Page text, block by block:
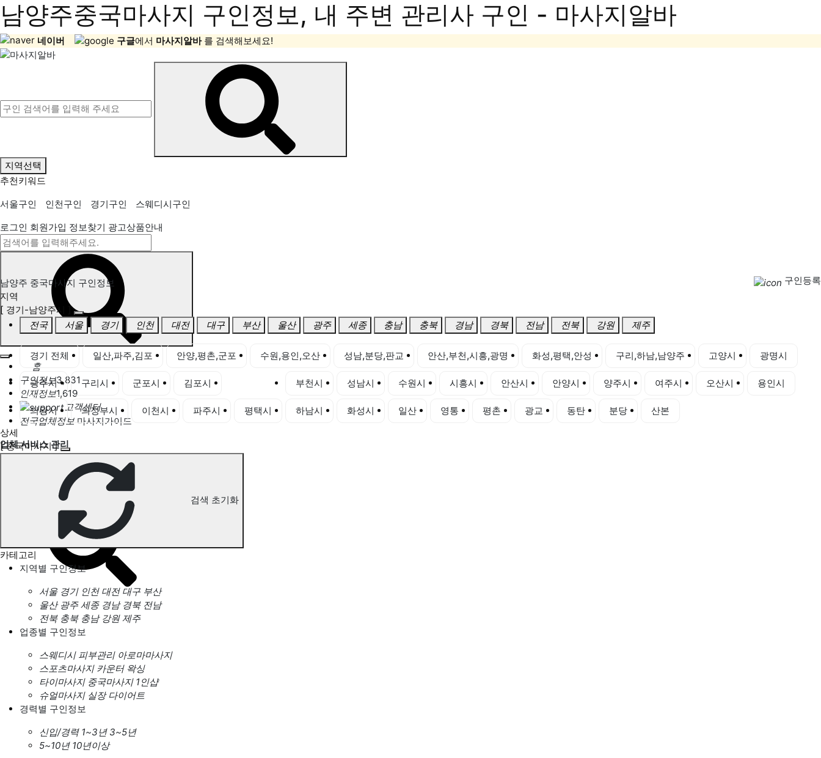
남양주중국마사지 구인정보, 내 주변 관리사 구인 - 마사지알바
네이버 구글에서 마사지알바 를 검색해보세요!
지역선택
추천키워드
서울구인
인천구인 경기구인
스웨디시구인
로그인 회원가입 정보찾기 광고상품안내
홈
구인정보3,831
인재정보1,619
고객센터
전국업체정보 마사지가이드
업체 서비스 관리
개인 서비스 관리
남양주 중국마사지 구인정보
남양주 중국마사지 구인정보
구인등록
지역
[ 경기-남양주시 ]
전국
서울 경기 인천 대전 대구 부산 울산 광주 세종 충남 충북 경남 경북 전남 전북 강원 제주
경기 전체 일산,파주,김포 안양,평촌,군포 수원,용인,오산 성남,분당,판교 안산,부천,시흥,광명 화성,평택,안성 구리,하남,남양주 고양시 광명시
광주시 구리시 군포시 김포시 부천시 성남시 수원시 시흥시 안산시 안양시 양주시 여주시 오산시 용인시
의왕시 의정부시 이천시 파주시 평택시 하남시 화성시 일산 영통 평촌 광교 동탄 분당
산본
상세
[ 중국마사지 ]
검색 초기화
카테고리
지역별 구인정보
서울 경기 인천 대전 대구 부산
울산 광주 세종 경남 경북 전남
전북 충북 충남 강원 제주
업종별 구인정보
스웨디시 피부관리 아로마마사지
스포츠마사지 카운터 왁싱
타이마사지 중국마사지 1인샵
슈얼마사지 실장 다이어트
경력별 구인정보
신입/경력 1~3년 3~5년
5~10년 10년이상